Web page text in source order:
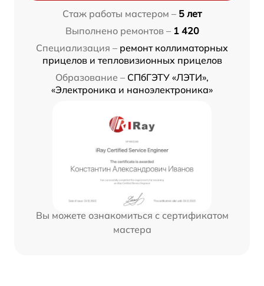
Стаж работы мастером – 5 лет
Выполнено ремонтов – 1 420
Специализация – ремонт коллиматорных
прицелов и тепловизионных прицелов
Образование – СПбГЭТУ «ЛЭТИ»,
«Электроника и наноэлектроника»
Вы можете ознакомиться с сертификатом
мастера